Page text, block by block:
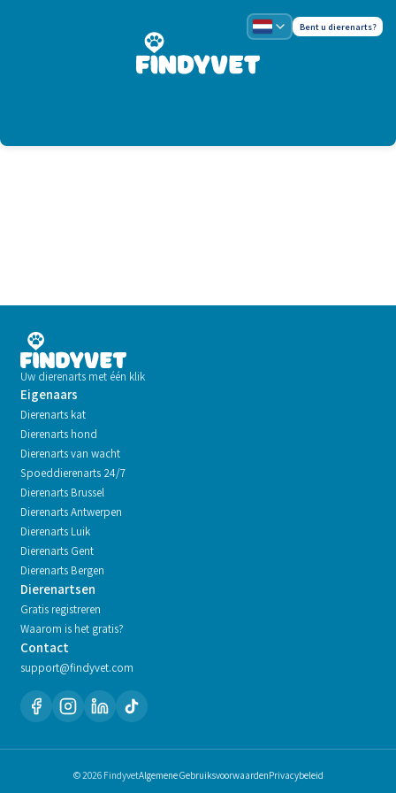
Bent u dierenarts?
Uw dierenarts met één klik
Eigenaars
Dierenarts kat
Dierenarts hond
Dierenarts van wacht
Spoeddierenarts 24/7
Dierenarts Brussel
Dierenarts Antwerpen
Dierenarts Luik
Dierenarts Gent
Dierenarts Bergen
Dierenartsen
Gratis registreren
Waarom is het gratis?
Contact
support@findyvet.com
© 2026 FindyvetAlgemene GebruiksvoorwaardenPrivacybeleid